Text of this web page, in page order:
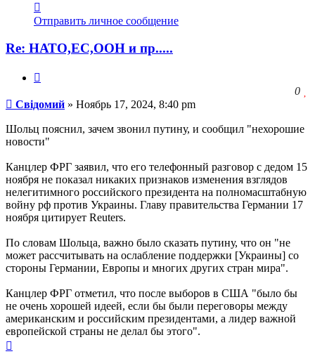
информация
пользователя
Свідомий
Отправить личное сообщение
Re: НАТО,ЕС,ООН и пр.....
0
Сообщение
Свідомий » Ноябрь 17, 2024, 8:40 pm
Шольц пояснил, зачем звонил путину, и сообщил "нехорошие
новости"
Канцлер ФРГ заявил, что его телефонный разговор с дедом 15
ноября не показал никаких признаков изменения взглядов
нелегитимного российского президента на полномасштабную
войну рф против Украины. Главу правительства Германии 17
ноября цитирует Reuters.
По словам Шольца, важно было сказать путину, что он "не
может рассчитывать на ослабление поддержки [Украины] со
стороны Германии, Европы и многих других стран мира".
Канцлер ФРГ отметил, что после выборов в США "было бы
не очень хорошей идеей, если бы были переговоры между
американским и российским президентами, а лидер важной
европейской страны не делал бы этого".